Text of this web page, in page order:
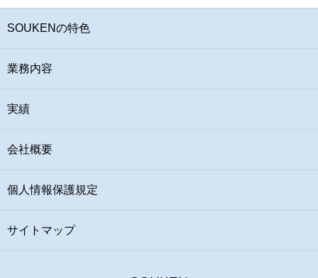
SOUKENの特色
業務内容
実績
会社概要
個人情報保護規定
サイトマップ